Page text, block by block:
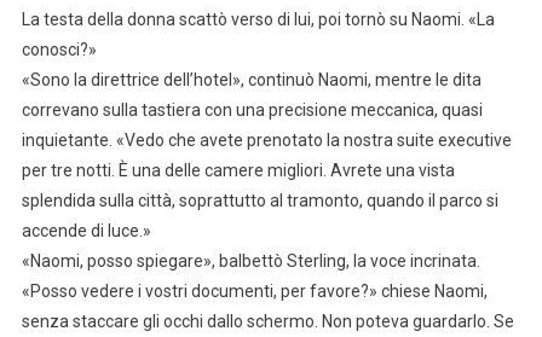
La testa della donna scattò verso di lui, poi tornò su Naomi. «La
conosci?»
«Sono la direttrice dell’hotel», continuò Naomi, mentre le dita
correvano sulla tastiera con una precisione meccanica, quasi
inquietante. «Vedo che avete prenotato la nostra suite executive
per tre notti. È una delle camere migliori. Avrete una vista
splendida sulla città, soprattutto al tramonto, quando il parco si
accende di luce.»
«Naomi, posso spiegare», balbettò Sterling, la voce incrinata.
«Posso vedere i vostri documenti, per favore?» chiese Naomi,
senza staccare gli occhi dallo schermo. Non poteva guardarlo. Se